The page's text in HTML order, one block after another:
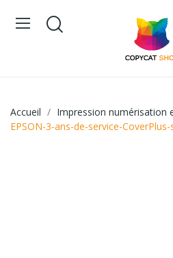
Accueil
Impression numérisation
EPSON-3-ans-de-service-